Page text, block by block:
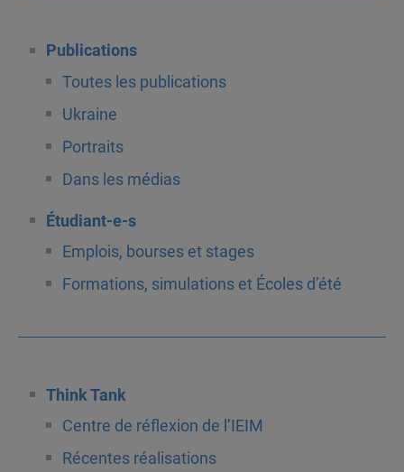
Publications
Toutes les publications
Ukraine
Portraits
Dans les médias
Étudiant-e-s
Emplois, bourses et stages
Formations, simulations et Écoles d’été
Think Tank
Centre de réflexion de l’IEIM
Récentes réalisations